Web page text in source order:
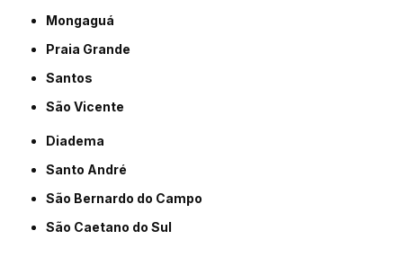
Mongaguá
Praia Grande
Santos
São Vicente
Diadema
Santo André
São Bernardo do Campo
São Caetano do Sul